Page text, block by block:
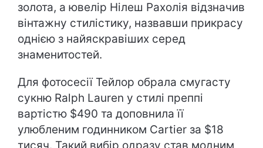
золота, а ювелір Нілеш Рахолія відзначив
вінтажну стилістику, назвавши прикрасу
однією з найяскравіших серед
знаменитостей.
Для фотосесії Тейлор обрала смугасту
сукню Ralph Lauren у стилі преппі
вартістю $490 та доповнила її
улюбленим годинником Cartier за $18